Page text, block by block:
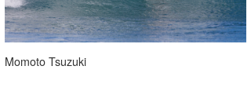
Momoto Tsuzuki